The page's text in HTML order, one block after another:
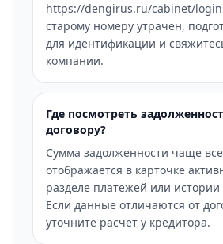
https://dengirus.ru/cabinet/login.
старому номеру утрачен,
для идентификации и
компании.
Где посмотреть
договору?
Сумма задолженности чаще
отображается в карточке
разделе платежей или
Если данные отличаются от
уточните расчет у кредитора.